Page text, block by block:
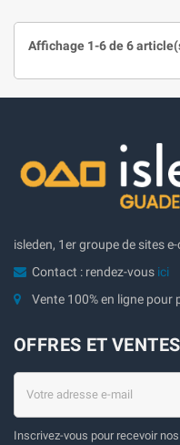
Affichage 1-6 de 6
isleden, 1er groupe de sites
Contact : rendez-vous ici
Vente 100% en ligne pour
OFFRES ET
Inscrivez-vous pour recevoir